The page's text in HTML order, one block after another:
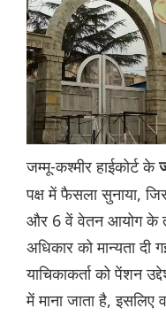
जम्मू-कश्मीर हाईकोर्ट के
पक्ष में फैसला सुनाया,
और 6 वें वेतन आयोग के
अधिकार को मान्यता
याचिकाकर्ता को पेंशन
में माना जाता है, इसलिए